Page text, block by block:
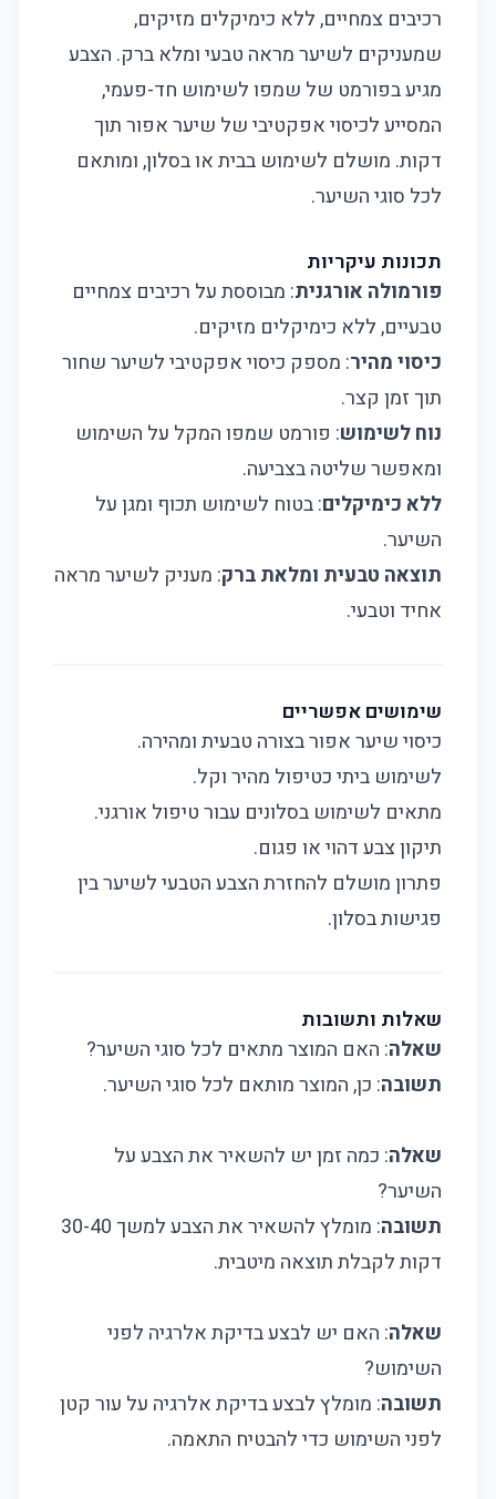
רכיבים צמחיים, ללא כימיקלים מזיקים,
שמעניקים לשיער מראה טבעי ומלא ברק. הצבע
מגיע בפורמט של שמפו לשימוש חד-פעמי,
המסייע לכיסוי אפקטיבי של שיער אפור תוך
דקות. מושלם לשימוש בבית או בסלון, ומותאם
לכל סוגי השיער.
תכונות עיקריות
פורמולה אורגנית: מבוססת על רכיבים צמחיים
טבעיים, ללא כימיקלים מזיקים.
כיסוי מהיר: מספק כיסוי אפקטיבי לשיער שחור
תוך זמן קצר.
נוח לשימוש: פורמט שמפו המקל על השימוש
ומאפשר שליטה בצביעה.
ללא כימיקלים: בטוח לשימוש תכוף ומגן על
השיער.
תוצאה טבעית ומלאת ברק: מעניק לשיער מראה
אחיד וטבעי.
שימושים אפשריים
כיסוי שיער אפור בצורה טבעית ומהירה.
לשימוש ביתי כטיפול מהיר וקל.
מתאים לשימוש בסלונים עבור טיפול אורגני.
תיקון צבע דהוי או פגום.
פתרון מושלם להחזרת הצבע הטבעי לשיער בין
פגישות בסלון.
שאלות ותשובות
שאלה: האם המוצר מתאים לכל סוגי השיער?
תשובה: כן, המוצר מותאם לכל סוגי השיער.
שאלה: כמה זמן יש להשאיר את הצבע על
השיער?
תשובה
: מומלץ להשאיר את הצבע למשך 30-40
דקות לקבלת תוצאה מיטבית.
שאלה: האם יש לבצע בדיקת אלרגיה לפני
השימוש?
תשובה: מומלץ לבצע בדיקת אלרגיה על עור קטן
לפני השימוש כדי להבטיח התאמה.